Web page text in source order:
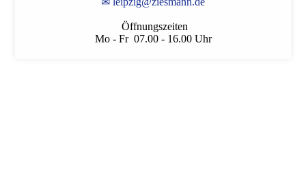
Öffnungszeiten
Mo - Fr 07.00 - 16.00 Uhr